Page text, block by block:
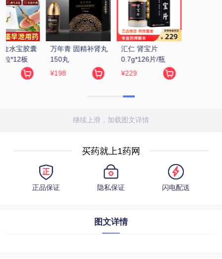
继续上滑，加载图文详情
买药就上1药网
正品保证 隐私保证 闪电配送
图文详情